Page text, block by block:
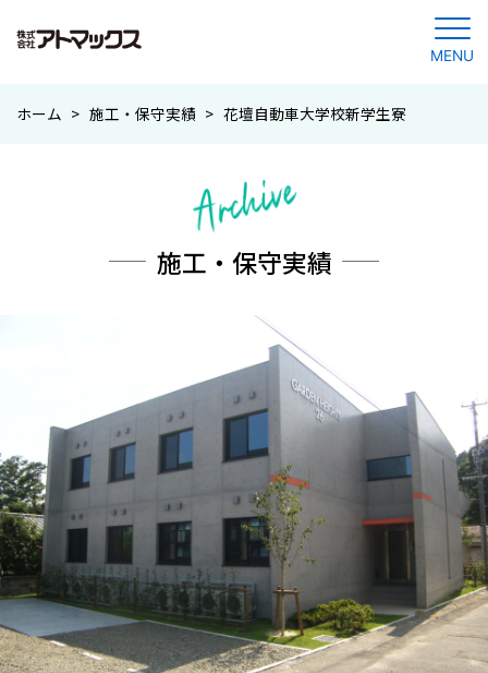
MENU
ホーム > 施工・保守実績 > 花壇自動車大学校新学生寮
施工・保守実績